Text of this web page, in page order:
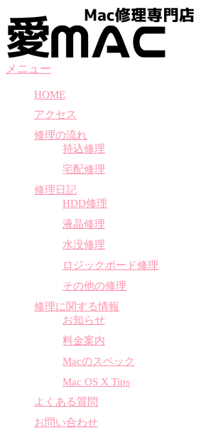
ン
テ
ン
ツ
メニュー
HOME
アクセス
修理の流れ
持込修理
宅配修理
修理日記
HDD修理
液晶修理
水没修理
ロジックボード修理
その他の修理
修理に関する情報
お知らせ
料金案内
Macのスペック
Mac OS X Tips
よくある質問
お問い合わせ